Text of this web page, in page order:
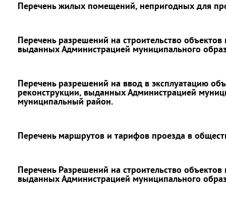
Перечень жилых помещений, непригодных для
Перечень разрешений на строительство
выданных Администрацией муниципального
Перечень разрешений на ввод в эксплуатацию
реконструкции, выданных Администрацией
муниципальный район.
Перечень маршрутов и тарифов проезда в
Перечень Разрешений на строительство
выданных Администрацией муниципального